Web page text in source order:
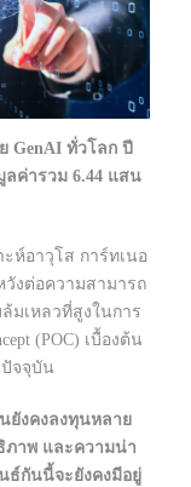
GenAI ทั่วโลก ปี
ลค่ารวม 6.44 แสน
ห์อาวุโส การ์ทเนอ
งต่อความสามารถ
มเหลวที่สูงในการ
(POC) เบื้องต้น
จจุบัน
ยังคงลงทุนหลาย
ภาพ และความน่า
ธ์กันนี้จะยังคงมีอยู่